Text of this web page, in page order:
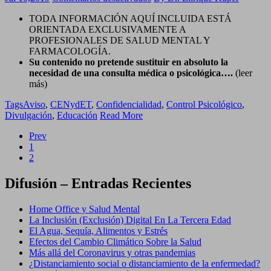
y
Financiación
TODA INFORMACIÓN AQUÍ INCLUIDA ESTÁ
ORIENTADA EXCLUSIVAMENTE A
PROFESIONALES DE SALUD MENTAL Y
FARMACOLOGÍA.
Su contenido no pretende sustituir en absoluto la
necesidad de una consulta médica o psicológica…. (leer
más)
TagsAviso, CENydET, Confidencialidad, Control Psicológico,
Divulgación, Educación Read More
Prev
1
2
Difusión – Entradas Recientes
Home Office y Salud Mental
La Inclusión (Exclusión) Digital En La Tercera Edad
El Agua, Sequía, Alimentos y Estrés
Efectos del Cambio Climático Sobre la Salud
Más allá del Coronavirus y otras pandemias
¿Distanciamiento social o distanciamiento de la enfermedad?